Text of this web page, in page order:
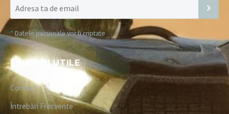
* Datele personale vor fi criptate
LINK-URI UTILE
Contact
Întrebări Frecvente